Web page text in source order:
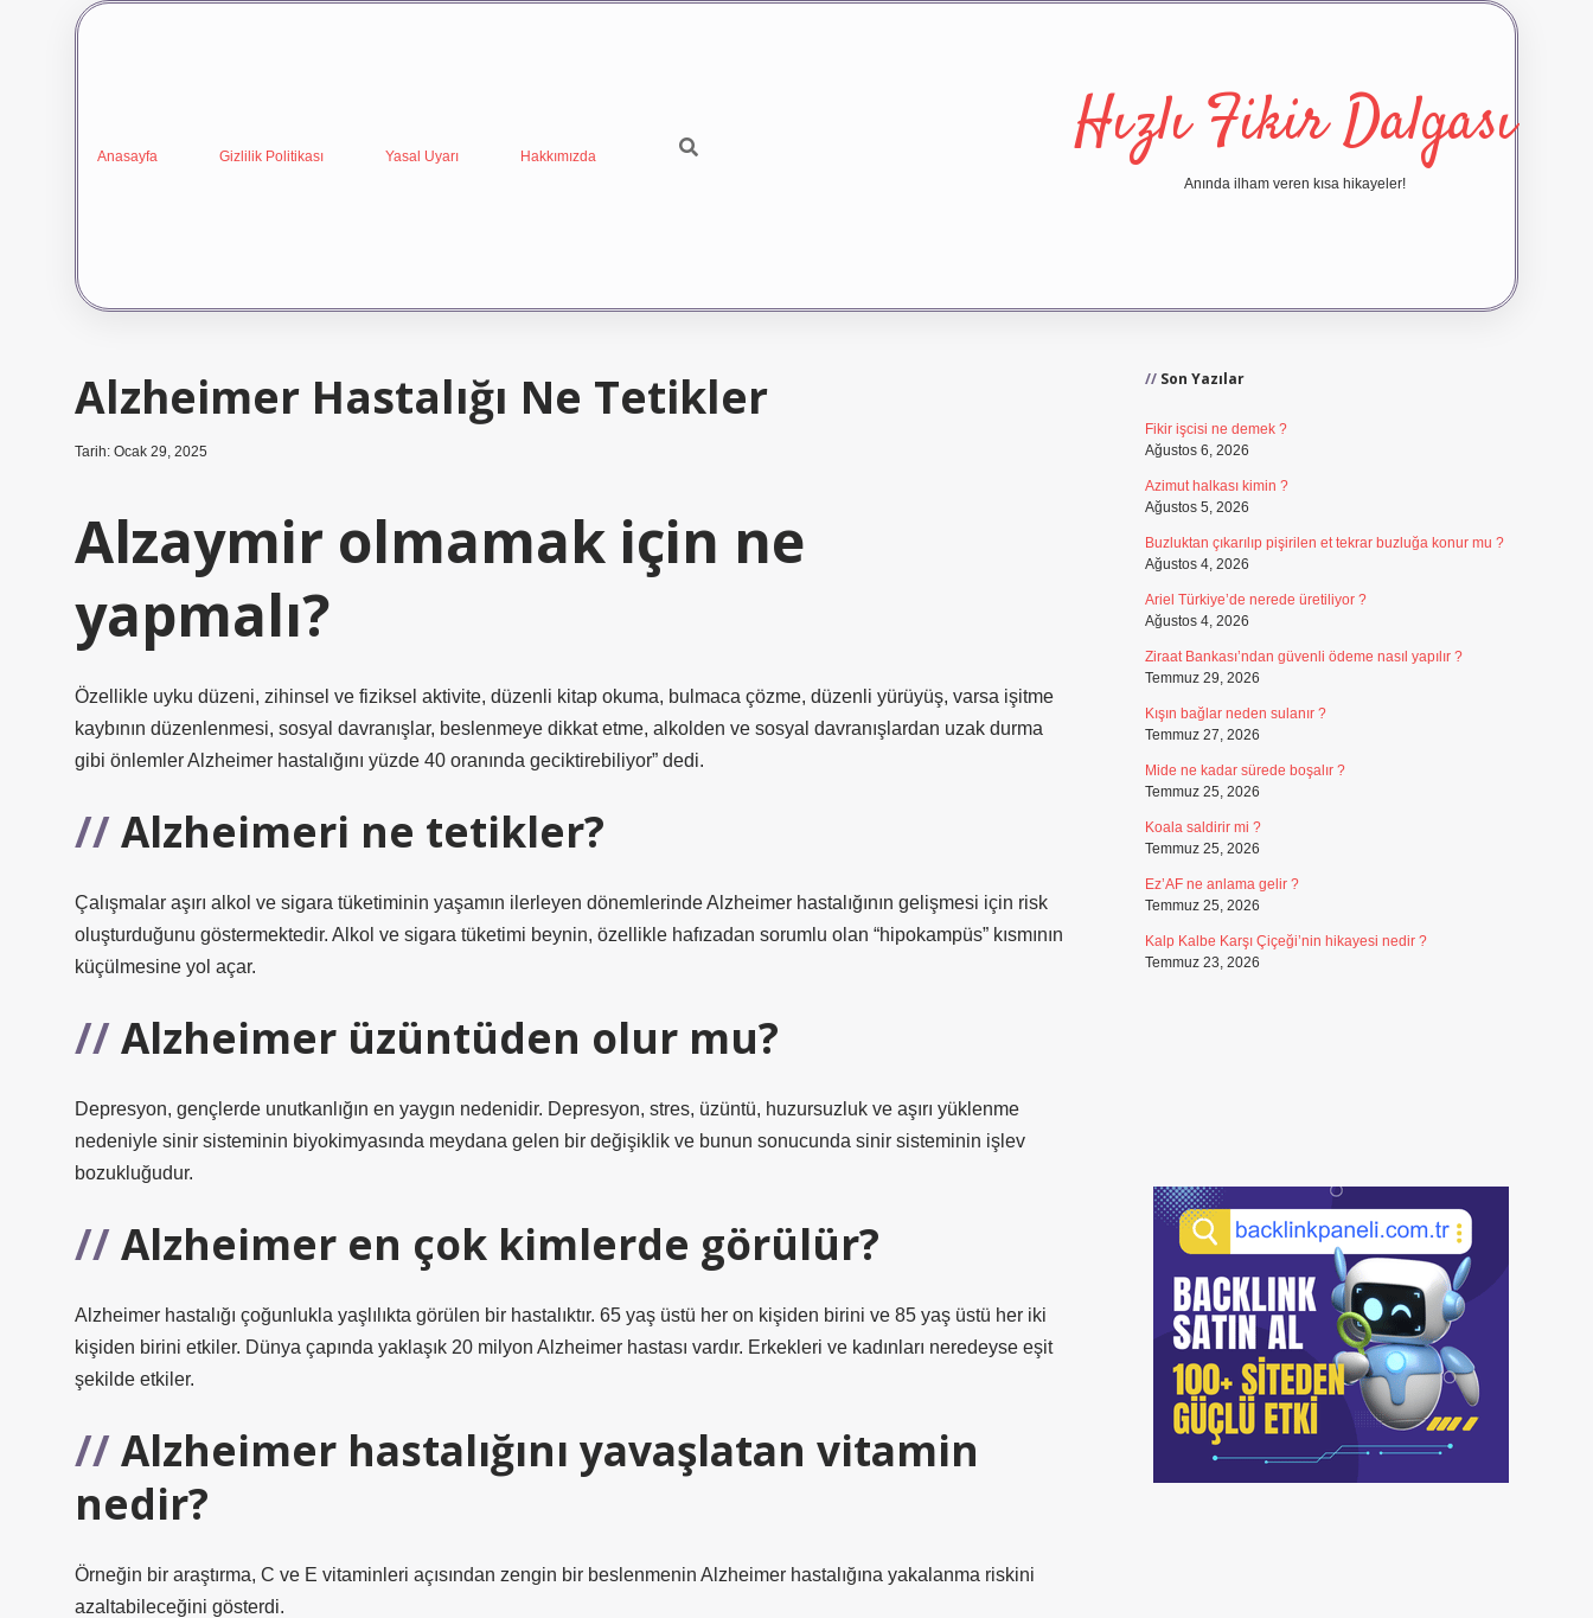
Anasayfa Gizlilik Politikası Yasal Uyarı Hakkımızda Hızlı Fikir Dalgası
Anında ilham veren kısa hikayeler!
Alzheimer Hastalığı Ne Tetikler
Tarih: Ocak 29, 2025
Alzaymir olmamak için ne
yapmalı?
Özellikle uyku düzeni, zihinsel ve fiziksel aktivite, düzenli kitap okuma, bulmaca çözme, düzenli yürüyüş, varsa işitme
kaybının düzenlenmesi, sosyal davranışlar, beslenmeye dikkat etme, alkolden ve sosyal davranışlardan uzak durma
gibi önlemler Alzheimer hastalığını yüzde 40 oranında geciktirebiliyor” dedi.
Alzheimeri ne tetikler?
Çalışmalar aşırı alkol ve sigara tüketiminin yaşamın ilerleyen dönemlerinde Alzheimer hastalığının gelişmesi için risk
oluşturduğunu göstermektedir. Alkol ve sigara tüketimi beynin, özellikle hafızadan sorumlu olan “hipokampüs” kısmının
küçülmesine yol açar.
Alzheimer üzüntüden olur mu?
Depresyon, gençlerde unutkanlığın en yaygın nedenidir. Depresyon, stres, üzüntü, huzursuzluk ve aşırı yüklenme
nedeniyle sinir sisteminin biyokimyasında meydana gelen bir değişiklik ve bunun sonucunda sinir sisteminin işlev
bozukluğudur.
Alzheimer en çok kimlerde görülür?
Alzheimer hastalığı çoğunlukla yaşlılıkta görülen bir hastalıktır. 65 yaş üstü her on kişiden birini ve 85 yaş üstü her iki
kişiden birini etkiler. Dünya çapında yaklaşık 20 milyon Alzheimer hastası vardır. Erkekleri ve kadınları neredeyse eşit
şekilde etkiler.
Alzheimer hastalığını yavaşlatan vitamin
nedir?
Örneğin bir araştırma, C ve E vitaminleri açısından zengin bir beslenmenin Alzheimer hastalığına yakalanma riskini
azaltabileceğini gösterdi.
Son Yazılar
Fikir işcisi ne demek ?
Ağustos 6, 2026
Azimut halkası kimin ?
Ağustos 5, 2026
Buzluktan çıkarılıp pişirilen et tekrar buzluğa konur mu ?
Ağustos 4, 2026
Ariel Türkiye’de nerede üretiliyor ?
Ağustos 4, 2026
Ziraat Bankası’ndan güvenli ödeme nasıl yapılır ?
Temmuz 29, 2026
Kışın bağlar neden sulanır ?
Temmuz 27, 2026
Mide ne kadar sürede boşalır ?
Temmuz 25, 2026
Koala saldirir mi ?
Temmuz 25, 2026
Ez’AF ne anlama gelir ?
Temmuz 25, 2026
Kalp Kalbe Karşı Çiçeği’nin hikayesi nedir ?
Temmuz 23, 2026